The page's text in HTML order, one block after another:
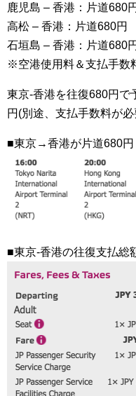
鹿児島 – 香港：片道680円
高松 – 香港：片道680円
石垣島 – 香港：片道680円
※空港使用料＆支払手数
東京-香港を往復680円で
円(別途、支払手数料が必
■東京→香港が片道680円
■東京-香港の往復支払総